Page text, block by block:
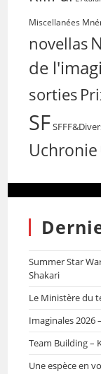
Miscellanées
novellas
de
sorties
SF
Uchronie
Summer Star
Shakari
Le Ministère du
Imaginales 2026
Team Building –
Une espèce en